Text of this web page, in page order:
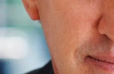
Belangrijke informatie en Tips
Formulieren
Vraag hier een offerte
Werkgevers